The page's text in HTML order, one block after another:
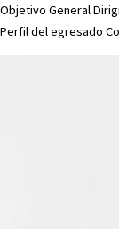
Objetivo General
Perfil del egresado